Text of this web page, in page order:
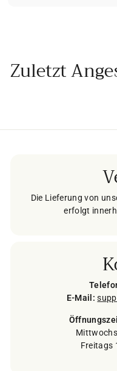
Zuletzt
Die Lieferung von
erfolgt
E-Mail:
Freitags